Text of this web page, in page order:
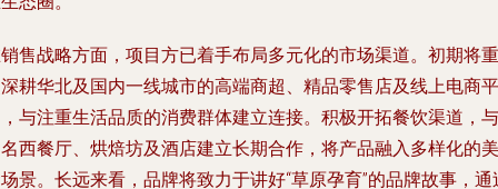
售战略方面，项目方已着手布局多元化的市场渠道。初期将重
耕华北及国内一线城市的高端商超、精品零售店及线上电商平
与注重生活品质的消费群体建立连接。积极开拓餐饮渠道，与
西餐厅、烘焙坊及酒店建立长期合作，将产品融入多样化的美
景。长远来看，品牌将致力于讲好“草原孕育”的品牌故事，通